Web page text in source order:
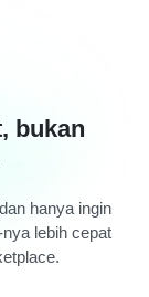
bukan
hanya ingin
lebih cepat